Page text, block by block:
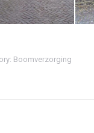
Boomverzorging